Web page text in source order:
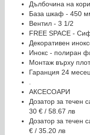
Дълбочина на
База шкаф - 450
Вентил - 3 1/2
FREE SPACE -
Декоративен
Инокс - полиран
Монтаж върху плот
Гаранция 24
АКСЕСОАРИ
Дозатор за течен
30 € / 58.67 лв
Дозатор за течен
€ / 35.20 лв